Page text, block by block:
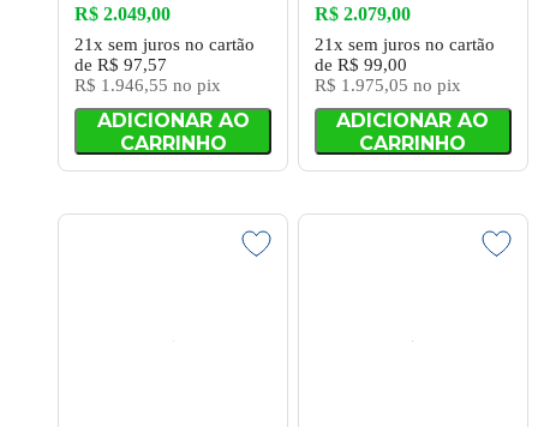
R$ 2.049,00
21x sem juros no cartão
de R$ 97,57
R$ 1.946,55 no pix
ADICIONAR AO
CARRINHO
R$ 2.079,00
21x sem juros no cartão
de R$ 99,00
R$ 1.975,05 no pix
ADICIONAR AO
CARRINHO